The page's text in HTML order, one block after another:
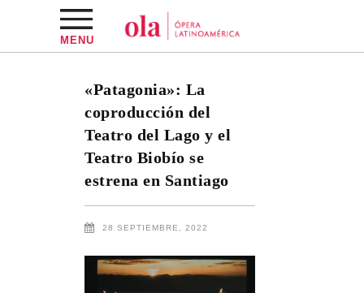
MENU
«Patagonia»: La
coproducción del
Teatro del Lago y el
Teatro Biobío se
estrena en Santiago
28 SEPTIEMBRE, 2022